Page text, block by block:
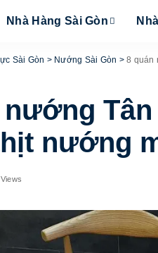
Nhà Hàng Sài Gòn
Sài Gòn > Nướng Sài Gòn >8 quán
nướng
nướng